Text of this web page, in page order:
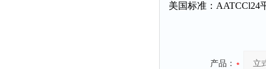
美国标准：AATCCl24
产品：